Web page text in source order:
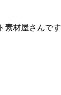
素材屋さんです